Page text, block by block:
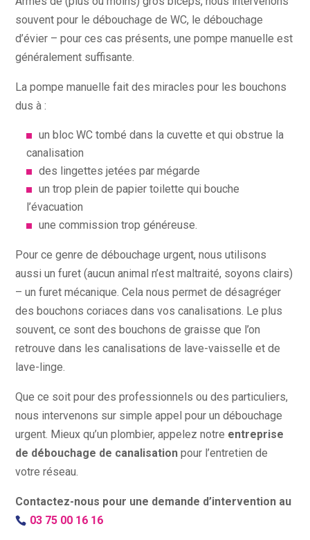
souvent pour le débouchage de WC, le débouchage
d’évier – pour ces cas présents, une pompe manuelle est
généralement suffisante.
La pompe manuelle fait des miracles pour les bouchons
dus à :
un bloc WC tombé dans la cuvette et qui obstrue la
canalisation
des lingettes jetées par mégarde
un trop plein de papier toilette qui bouche
l’évacuation
une commission trop généreuse.
Pour ce genre de débouchage urgent, nous utilisons
aussi un furet (aucun animal n’est maltraité, soyons clairs)
– un furet mécanique. Cela nous permet de désagréger
des bouchons coriaces dans vos canalisations. Le plus
souvent, ce sont des bouchons de graisse que l’on
retrouve dans les canalisations de lave-vaisselle et de
lave-linge.
Que ce soit pour des professionnels ou des particuliers,
nous intervenons sur simple appel pour un débouchage
urgent. Mieux qu’un plombier, appelez notre entreprise
de débouchage de canalisation pour l’entretien de
votre réseau.
Contactez-nous pour une demande d’intervention au
03 75 00 16 16